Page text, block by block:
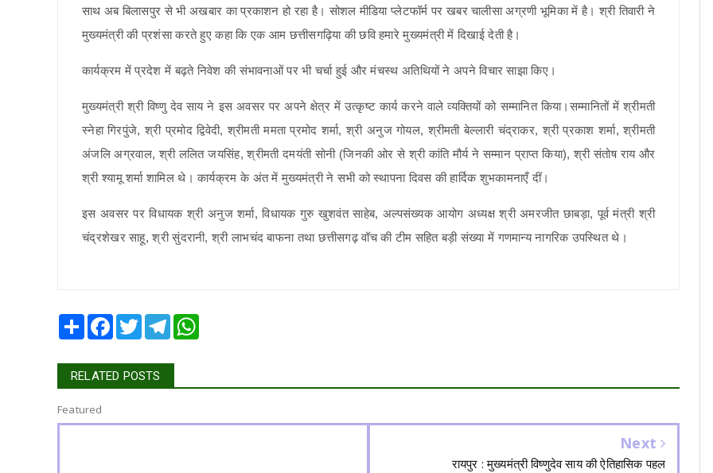
साथ अब बिलासपुर से भी अखबार का प्रकाशन हो रहा है। सोशल मीडिया प्लेटफॉर्म पर खबर चालीसा अग्रणी भूमिका में है। श्री तिवारी ने
मुख्यमंत्री की प्रशंसा करते हुए कहा कि एक आम छत्तीसगढ़िया की छवि हमारे मुख्यमंत्री में दिखाई देती है।
कार्यक्रम में प्रदेश में बढ़ते निवेश की संभावनाओं पर भी चर्चा हुई और मंचस्थ अतिथियों ने अपने विचार साझा किए।
मुख्यमंत्री श्री विष्णु देव साय ने इस अवसर पर अपने क्षेत्र में उत्कृष्ट कार्य करने वाले व्यक्तियों को सम्मानित किया।सम्मानितों में श्रीमती
स्नेहा गिरपुंजे, श्री प्रमोद द्विवेदी, श्रीमती ममता प्रमोद शर्मा, श्री अनुज गोयल, श्रीमती बेल्लारी चंद्राकर, श्री प्रकाश शर्मा, श्रीमती
अंजलि अग्रवाल, श्री ललित जयसिंह, श्रीमती दमयंती सोनी (जिनकी ओर से श्री कांति मौर्य ने सम्मान प्राप्त किया), श्री संतोष राय और
श्री श्यामू शर्मा शामिल थे। कार्यक्रम के अंत में मुख्यमंत्री ने सभी को स्थापना दिवस की हार्दिक शुभकामनाएँ दीं।
इस अवसर पर विधायक श्री अनुज शर्मा, विधायक गुरु खुशवंत साहेब, अल्पसंख्यक आयोग अध्यक्ष श्री अमरजीत छाबड़ा, पूर्व मंत्री श्री
चंद्रशेखर साहू, श्री सुंदरानी, श्री लाभचंद बाफना तथा छत्तीसगढ़ वॉच की टीम सहित बड़ी संख्या में गणमान्य नागरिक उपस्थित थे।
Share Facebook
TwitterTelegram
RELATED POSTS
Featured
Next
रायपुर : मुख्यमंत्री विष्णुदेव साय की ऐतिहासिक पहल